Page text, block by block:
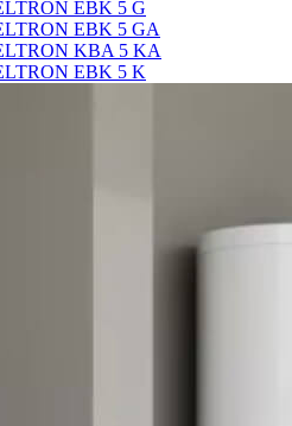
EBK 5 G
EBK 5 GA
KBA 5 KA
EBK 5 K